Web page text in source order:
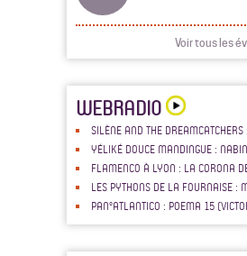
Voir tous les
WEBRADIO
SILÈNE AND THE DREAMCATCHERS
YÉLIKÉ DOUCE MANDINGUE :
FLAMENCO À LYON : LA CORONA
LES PYTHONS DE LA FOURNAISE :
PAN°ATLANTICO : POEMA 15